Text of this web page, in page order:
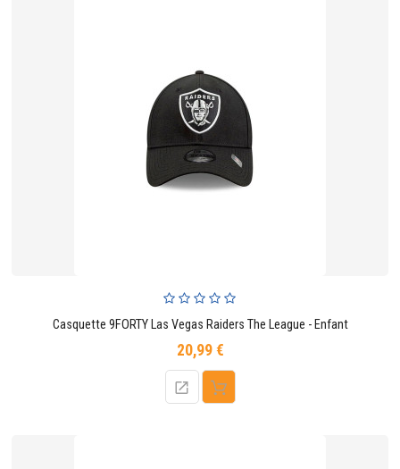
Casquette 9FORTY Las Vegas Raiders The League - Enfant
20,99 €Prix